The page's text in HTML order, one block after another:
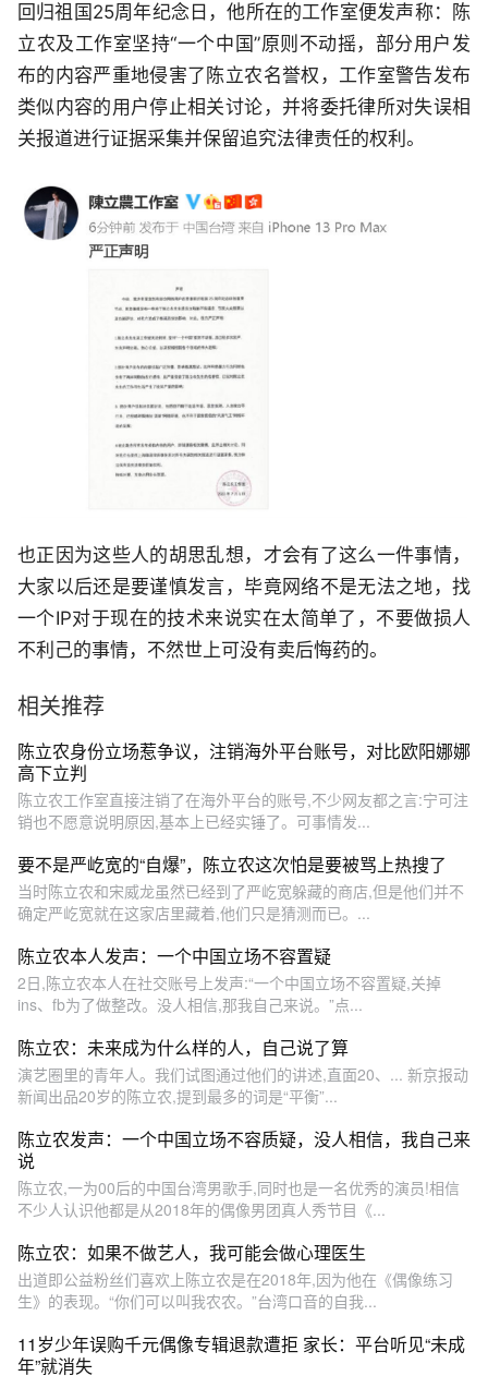
回归祖国25周年纪念日，他所在的工作室便发声称：陈
立农及工作室坚持“一个中国”原则不动摇，部分用户发
布的内容严重地侵害了陈立农名誉权，工作室警告发布
类似内容的用户停止相关讨论，并将委托律所对失误相
关报道进行证据采集并保留追究法律责任的权利。
也正因为这些人的胡思乱想，才会有了这么一件事情，
大家以后还是要谨慎发言，毕竟网络不是无法之地，找
一个IP对于现在的技术来说实在太简单了，不要做损人
不利己的事情，不然世上可没有卖后悔药的。
相关推荐
陈立农身份立场惹争议，注销海外平台账号，对比欧阳娜娜
高下立判
陈立农工作室直接注销了在海外平台的账号,不少网友都之言:宁可注
销也不愿意说明原因,基本上已经实锤了。可事情发...
要不是严屹宽的“自爆”，陈立农这次怕是要被骂上热搜了
当时陈立农和宋威龙虽然已经到了严屹宽躲藏的商店,但是他们并不
确定严屹宽就在这家店里藏着,他们只是猜测而已。...
陈立农本人发声：一个中国立场不容置疑
2日,陈立农本人在社交账号上发声:“一个中国立场不容置疑,关掉
ins、fb为了做整改。没人相信,那我自己来说。”点...
陈立农：未来成为什么样的人，自己说了算
演艺圈里的青年人。我们试图通过他们的讲述,直面20、... 新京报动
新闻出品20岁的陈立农,提到最多的词是“平衡”...
陈立农发声：一个中国立场不容质疑，没人相信，我自己来
说
陈立农,一为00后的中国台湾男歌手,同时也是一名优秀的演员!相信
不少人认识他都是从2018年的偶像男团真人秀节目《...
陈立农：如果不做艺人，我可能会做心理医生
出道即公益粉丝们喜欢上陈立农是在2018年,因为他在《偶像练习
生》的表现。“你们可以叫我农农。”台湾口音的自我...
11岁少年误购千元偶像专辑退款遭拒 家长：平台听见“未成
年”就消失